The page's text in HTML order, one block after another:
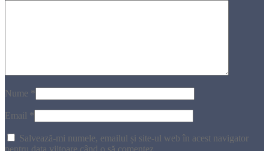
Nume *
Email *
Salvează-mi numele, emailul și site-ul web în acest navigator
pentru data viitoare când o să comentez.